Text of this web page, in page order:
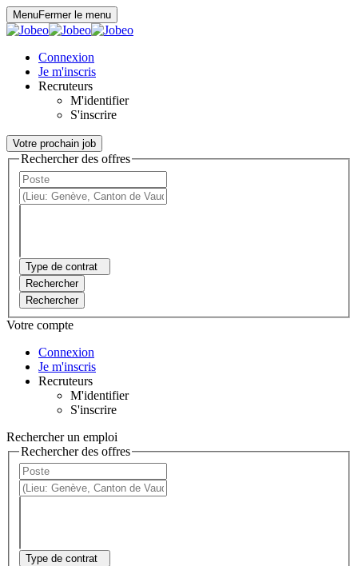
MenuFermer le menu
Connexion
Je m'inscris
Recruteurs
M'identifier
S'inscrire
Votre prochain job
Rechercher des offres
Type de contrat
Rechercher
Rechercher
Votre compte
Connexion
Je m'inscris
Recruteurs
M'identifier
S'inscrire
Rechercher un emploi
Rechercher des offres
Type de contrat
Panneau de gestion des cookies